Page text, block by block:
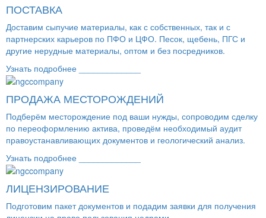
ПОСТАВКА
Доставим сыпучие материалы, как с собственных, так и с
партнерских карьеров по ПФО и ЦФО. Песок, щебень, ПГС и
другие нерудные материалы, оптом и без посредников.
Узнать подробнее _____________
ПРОДАЖА МЕСТОРОЖДЕНИЙ
Подберём месторождение под ваши нужды, сопроводим сделку
по переоформлению актива, проведём необходимый аудит
правоустанавливающих документов и геологический анализ.
Узнать подробнее _____________
ЛИЦЕНЗИРОВАНИЕ
Подготовим пакет документов и подадим заявки для получения